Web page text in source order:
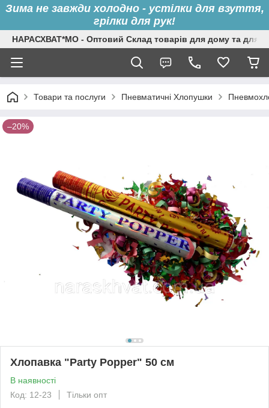
Зима не завжди холодно - устілки для взуття,
грілки для рук!
НАРАСХВАТ*МО - Оптовий Склад товарів для дому та для
Товари та послуги Пневматичні Хлопушки
–20%
Хлопавка "Party Popper" 50 см
В наявності
Код: 12-23
Тільки опт